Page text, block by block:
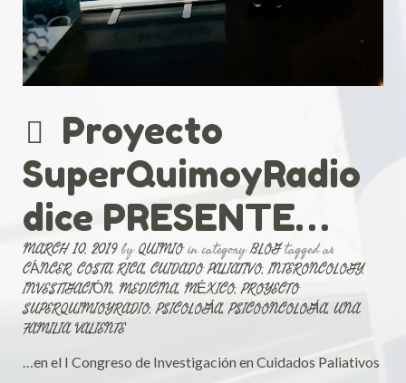
Proyecto
SuperQuimoyRadio
dice PRESENTE…
MARCH 10, 2019by QUIMIOin categoryBLOGtagged as
CÁNCER,COSTA RICA,CUIDADO PALIATIVO,INTERONCOLOGY,
INVESTIGACIÓN, MEDICINA,MÉXICO,PROYECTO
SUPERQUIMIOYRADIO,PSICOLOGÍA,PSICOONCOLOGÍA,UNA
FAMILIA VALIENTE
…en el I Congreso de Investigación en Cuidados Paliativos